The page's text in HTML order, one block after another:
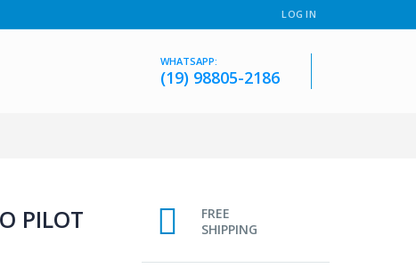
LOG IN
WHATSAPP:
(19) 98805-2186
PILOT
FREE
SHIPPING